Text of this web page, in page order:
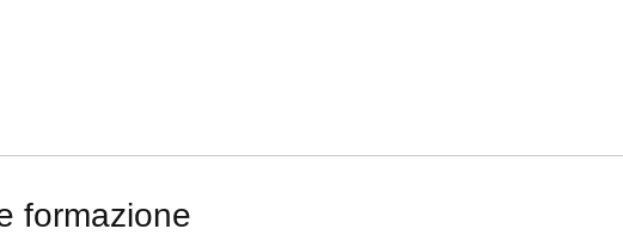
formazione